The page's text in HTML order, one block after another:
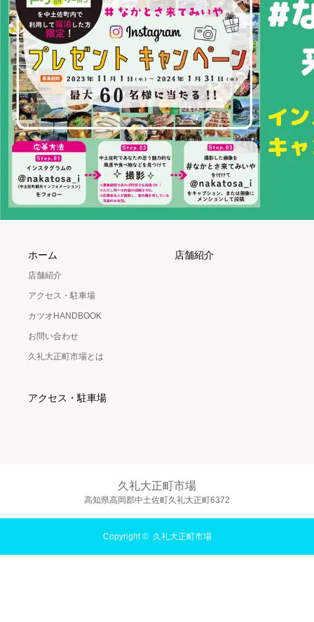
ホーム
店舗紹介
アクセス・駐車場
カツオHANDBOOK
お問い合わせ
久礼大正町市場とは
店舗紹介
アクセス・駐車場
久礼大正町市場
高知県高岡郡中土佐町久礼大正町6372
Copyright © 久礼大正町市場